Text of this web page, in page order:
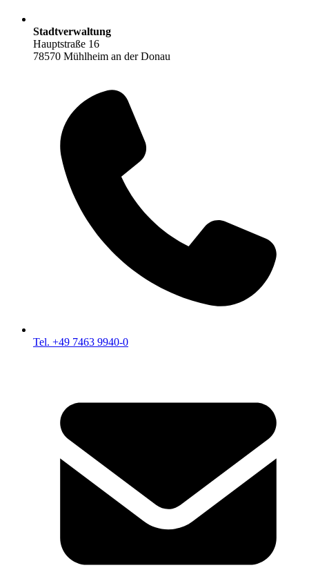
Stadtverwaltung
Hauptstraße 16
78570 Mühlheim an der Donau
Tel. +49 7463 9940-0